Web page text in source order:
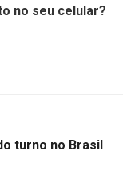
no seu celular?
turno no Brasil